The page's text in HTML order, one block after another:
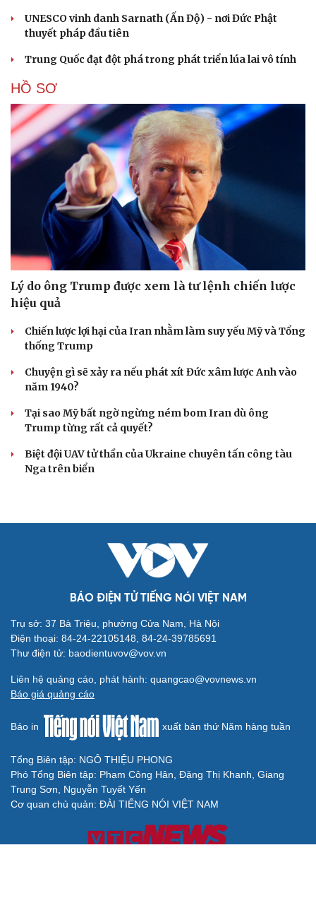
Cải chính
UNESCO vinh danh Sarnath (Ấn Độ) - nơi Đức Phật
thuyết pháp đầu tiên
Trung Quốc đạt đột phá trong phát triển lúa lai vô tính
HỒ SƠ
Lý do ông Trump được xem là tư lệnh chiến lược
hiệu quả
Chiến lược lợi hại của Iran nhằm làm suy yếu Mỹ và Tổng
thống Trump
Chuyện gì sẽ xảy ra nếu phát xít Đức xâm lược Anh vào
năm 1940?
Tại sao Mỹ bất ngờ ngừng ném bom Iran dù ông
Trump từng rất cả quyết?
Biệt đội UAV tử thần của Ukraine chuyên tấn công tàu
Nga trên biển
BÁO ĐIỆN TỬ TIẾNG NÓI VIỆT NAM
Trụ sở: 37 Bà Triệu, phường Cửa Nam, Hà Nội
Điện thoại: 84-24-22105148, 84-24-39785691
Thư điện tử: baodientuvov@vov.vn
Liên hệ quảng cáo, phát hành: quangcao@vovnews.vn
Báo giá quảng cáo
Báo in xuất bản thứ Năm hàng tuần
Tổng Biên tập: NGÔ THIỆU PHONG
Phó Tổng Biên tập: Phạm Công Hân, Đặng Thị Khanh, Giang
Trung Sơn, Nguyễn Tuyết Yến
Cơ quan chủ quản: ĐÀI TIẾNG NÓI VIỆT NAM